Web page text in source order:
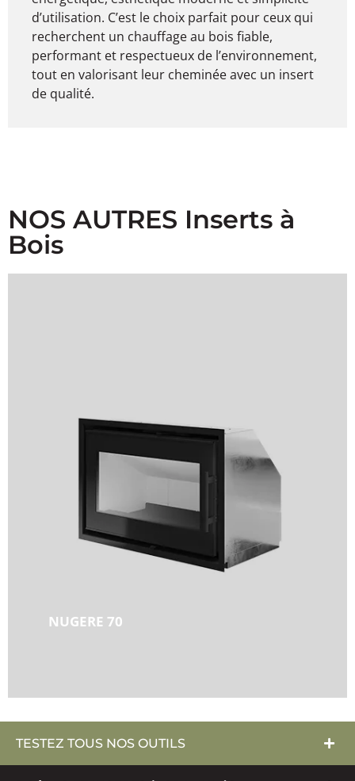
d’utilisation. C’est le choix parfait pour ceux qui
recherchent un chauffage au bois fiable,
performant et respectueux de l’environnement,
tout en valorisant leur cheminée avec un insert
de qualité.
NOS AUTRES Inserts à
Bois
NUGERE 70
TESTEZ TOUS NOS OUTILS